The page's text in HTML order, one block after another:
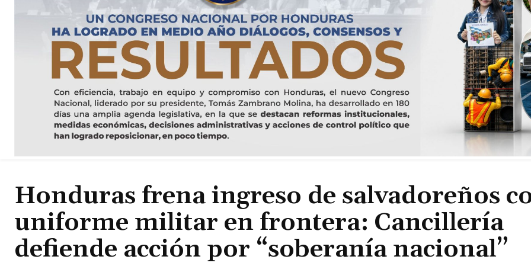
Honduras frena ingreso de salvadoreños
uniforme militar en frontera: Cancillería
defiende acción por “soberanía nacional”